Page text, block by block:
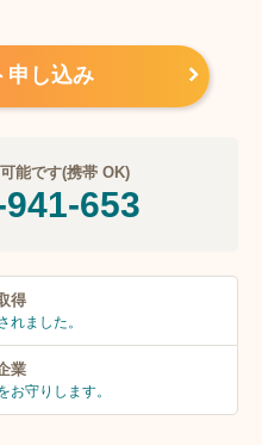
申し込み
能です(携帯 OK)
653
得
れました。
業
お守りします。